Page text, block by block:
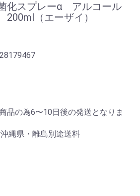
化スプレーα アルコール
（エーザイ）
品の為6〜10日後の発送となりま
縄県・離島別途送料